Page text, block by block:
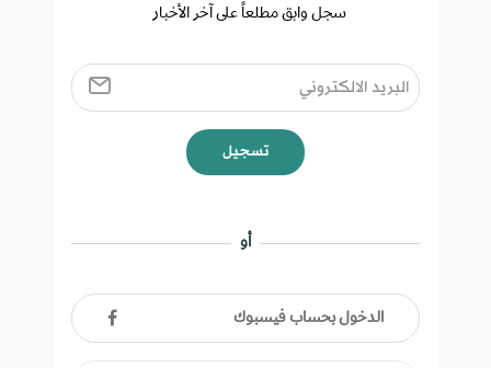
سجل وابق مطلعاً على آخر الأخبار ​
تسجيل
أو
الدخول بحساب فيسبوك